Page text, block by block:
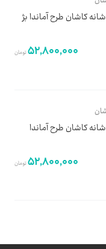
52,800,000تومان
فرش ماشینی 700 شانه کاشان طرح آماندا
52,800,000تومان